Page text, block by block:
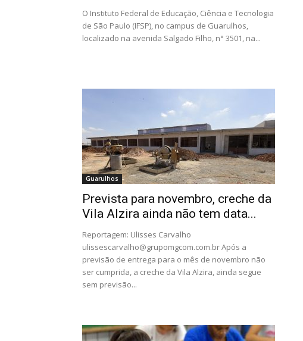
O Instituto Federal de Educação, Ciência e Tecnologia
de São Paulo (IFSP), no campus de Guarulhos,
localizado na avenida Salgado Filho, n° 3501, na...
Guarulhos
Prevista para novembro, creche da
Vila Alzira ainda não tem data...
Reportagem: Ulisses Carvalho
ulissescarvalho@grupomgcom.com.brApós a
previsão de entrega para o mês de novembro não
ser cumprida, a creche da Vila Alzira, ainda segue
sem previsão...